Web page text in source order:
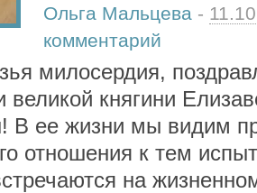
Ольга Мальцева -
комментарий
милосердия,
княгини
В ее жизни мы видим
отношения к тем
на